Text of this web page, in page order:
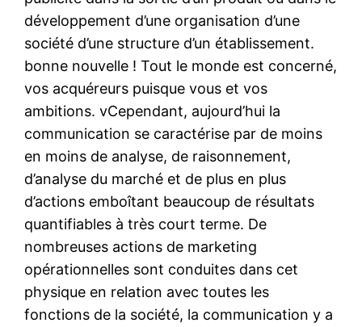
développement d’une organisation d’une
société d’une structure d’un établissement.
bonne nouvelle ! Tout le monde est concerné,
vos acquéreurs puisque vous et vos
ambitions. vCependant, aujourd’hui la
communication se caractérise par de moins
en moins de analyse, de raisonnement,
d’analyse du marché et de plus en plus
d’actions emboîtant beaucoup de résultats
quantifiables à très court terme. De
nombreuses actions de marketing
opérationnelles sont conduites dans cet
physique en relation avec toutes les
fonctions de la société, la communication y a